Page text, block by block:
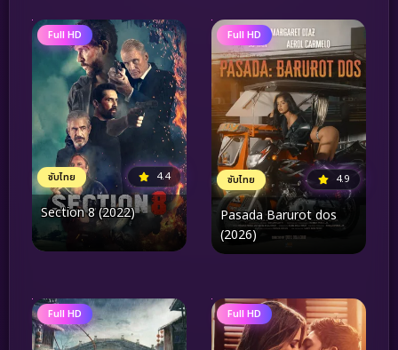
Full HD
ซับไทย 4.4
Section 8 (2022)
Full HD
ซับไทย 4.9
Pasada Barurot dos
(2026)
Full HD Full HD